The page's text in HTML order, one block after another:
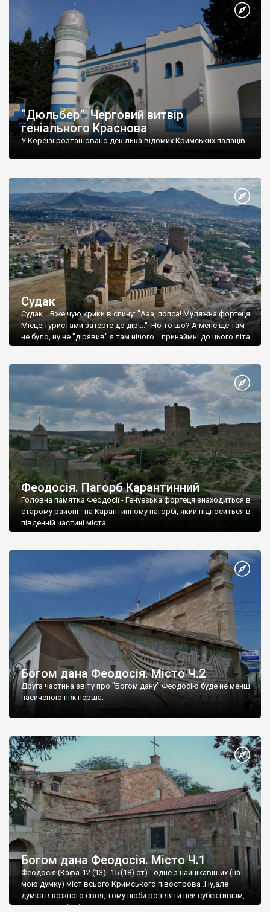
“Дюльбер”. Черговий витвір
геніального Краснова
У Кореїзі розташовано декілька відомих Кримських палаців.
Судак
Судак... Вже чую крики в спину: "Ааа, попса! Муляжна фортеця!
Місце,туристами затерте до дір!..." Но то шо? А мене ще там
не було, ну не "дірявив" я там нічого... принаймні до цього літа.
Феодосія. Пагорб Карантинний
Головна памятка Феодосії - Генуезька фортеця знаходиться в
старому районі - на Карантинному пагорбі, який підноситься в
південній частині міста.
Богом дана Феодосія. Місто Ч.2
Друга частина звіту про "Богом дану" Феодосію буде не менш
насиченою ніж перша.
Богом дана Феодосія. Місто Ч.1
Феодосія (Кафа-12 (13) -15 (18) ст) - одне з найцікавіших (на
мою думку) міст всього Кримського півострова .Ну,але
думка в кожного своя, тому щоби розвіяти цей субєктивізм,
запрошую відвідати це